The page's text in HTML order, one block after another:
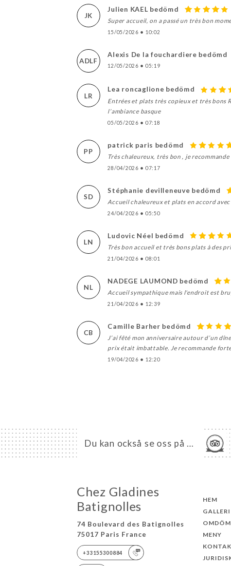
JK
Julien KAEL bedömd
Super accueil, on a passé un très bon
15/05/2026 • 10:02
ADLF
Alexis De la fouchardiere bedömd
12/05/2026 • 05:19
LR
Lea roncaglione bedömd
Entrées et plats très copieux et très bons
l’ambiance basque
05/05/2026 • 07:18
PP
patrick paris bedömd
Très chaleureux, très bon , je recommande
28/04/2026 • 07:17
SD
Stéphanie devilleneuve bedömd
Accueil chaleureux et plats en accord
24/04/2026 • 05:50
LN
Ludovic Néel bedömd
Très bon accueil et très bons plats à des
21/04/2026 • 08:01
NL
NADEGE LAUMOND bedömd
Accueil sympathique mais l'endroit est
21/04/2026 • 12:39
CB
Camille Barher bedömd
J’ai fêté mon anniversaire autour d’un
prix était imbattable. Je recommande
19/04/2026 • 12:20
Du kan också se oss på …
Chez Gladines
Batignolles
74 Boulevard des Batignolles
75017 Paris France
+33155300884
HEM
GALLERI
MENY